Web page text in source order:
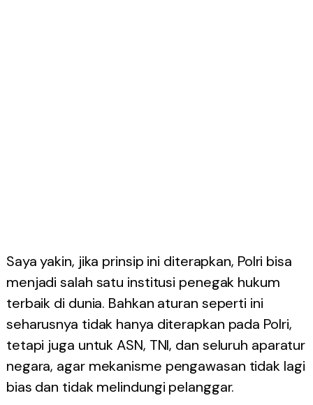
Saya yakin, jika prinsip ini diterapkan, Polri bisa
menjadi salah satu institusi penegak hukum
terbaik di dunia. Bahkan aturan seperti ini
seharusnya tidak hanya diterapkan pada Polri,
tetapi juga untuk ASN, TNI, dan seluruh aparatur
negara, agar mekanisme pengawasan tidak lagi
bias dan tidak melindungi pelanggar.